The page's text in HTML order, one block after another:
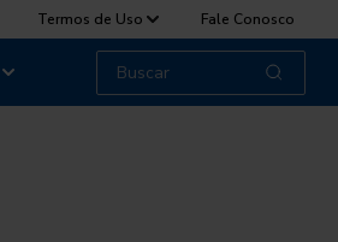
Termos de Uso Fale Conosco